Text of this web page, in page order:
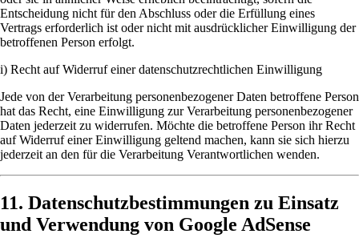
Entscheidung nicht für den Abschluss oder die Erfüllung eines
Vertrags erforderlich ist oder nicht mit ausdrücklicher Einwilligung der
betroffenen Person erfolgt.
i) Recht auf Widerruf einer datenschutzrechtlichen Einwilligung
Jede von der Verarbeitung personenbezogener Daten betroffene Person
hat das Recht, eine Einwilligung zur Verarbeitung personenbezogener
Daten jederzeit zu widerrufen. Möchte die betroffene Person ihr Recht
auf Widerruf einer Einwilligung geltend machen, kann sie sich hierzu
jederzeit an den für die Verarbeitung Verantwortlichen wenden.
11. Datenschutzbestimmungen zu Einsatz
und Verwendung von Google AdSense